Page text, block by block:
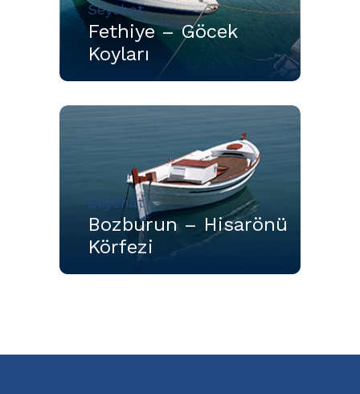
Seyehat
Fethiye – Göcek
Koyları
Seyehat
Bozburun – Hisarönü
Körfezi